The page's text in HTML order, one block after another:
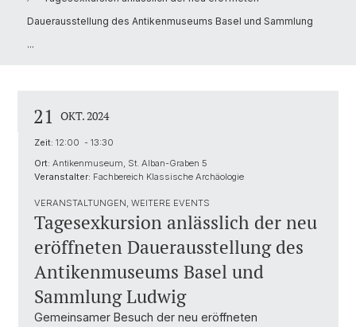
Dauerausstellung des Antikenmuseums Basel und Sammlung
...
21 OKT. 2024
Zeit: 12:00 - 13:30
Ort: Antikenmuseum, St. Alban-Graben 5
Veranstalter: Fachbereich Klassische Archäologie
VERANSTALTUNGEN, WEITERE EVENTS
Tagesexkursion anlässlich der neu
eröffneten Dauerausstellung des
Antikenmuseums Basel und
Sammlung Ludwig
Gemeinsamer Besuch der neu eröffneten